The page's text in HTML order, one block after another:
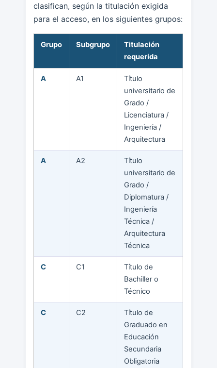
clasifican, según la titulación exigida
para el acceso, en los siguientes grupos:
Grupo Subgrupo
Titulación
requerida
A A1
Título
universitario de
Grado /
Licenciatura /
Ingeniería /
Arquitectura
A A2
Título
universitario de
Grado /
Diplomatura /
Ingeniería
Técnica /
Arquitectura
Técnica
C C1
Título de
Bachiller o
Técnico
C C2
Título de
Graduado en
Educación
Secundaria
Obligatoria